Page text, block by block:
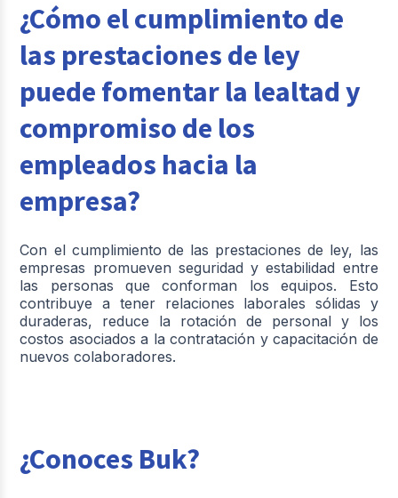
¿Cómo el cumplimiento de
las prestaciones de ley
puede fomentar la lealtad y
compromiso de los
empleados hacia la
empresa?
Con el cumplimiento de las prestaciones de ley, las
empresas promueven seguridad y estabilidad entre
las personas que conforman los equipos. Esto
contribuye a tener relaciones laborales sólidas y
duraderas, reduce la rotación de personal y los
costos asociados a la contratación y capacitación de
nuevos colaboradores.
¿Conoces Buk?